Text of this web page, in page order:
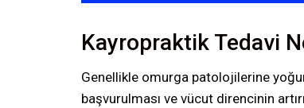
Kayropraktik Tedavi
Genellikle omurga patolojilerine
başvurulması ve vücut direncinin